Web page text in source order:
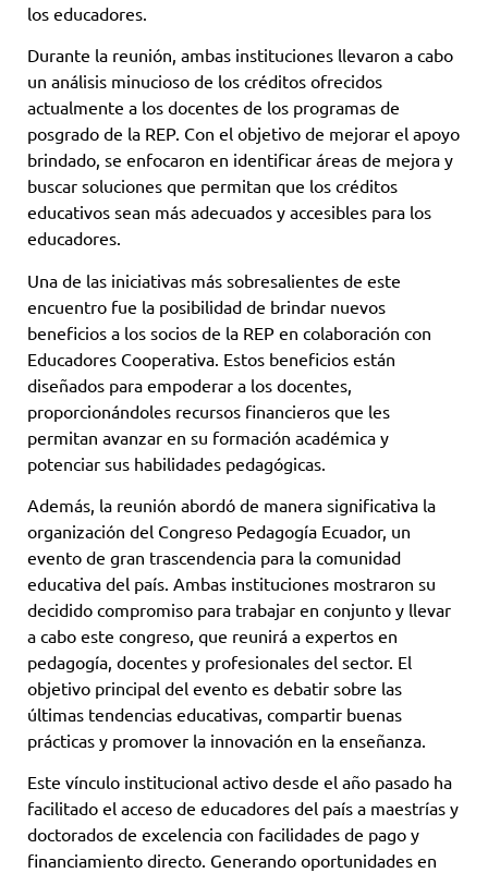
los educadores.
Durante la reunión, ambas instituciones llevaron a cabo
un análisis minucioso de los créditos ofrecidos
actualmente a los docentes de los programas de
posgrado de la REP. Con el objetivo de mejorar el apoyo
brindado, se enfocaron en identificar áreas de mejora y
buscar soluciones que permitan que los créditos
educativos sean más adecuados y accesibles para los
educadores.
Una de las iniciativas más sobresalientes de este
encuentro fue la posibilidad de brindar nuevos
beneficios a los socios de la REP en colaboración con
Educadores Cooperativa. Estos beneficios están
diseñados para empoderar a los docentes,
proporcionándoles recursos financieros que les
permitan avanzar en su formación académica y
potenciar sus habilidades pedagógicas.
Además, la reunión abordó de manera significativa la
organización del Congreso Pedagogía Ecuador, un
evento de gran trascendencia para la comunidad
educativa del país. Ambas instituciones mostraron su
decidido compromiso para trabajar en conjunto y llevar
a cabo este congreso, que reunirá a expertos en
pedagogía, docentes y profesionales del sector. El
objetivo principal del evento es debatir sobre las
últimas tendencias educativas, compartir buenas
prácticas y promover la innovación en la enseñanza.
Este vínculo institucional activo desde el año pasado ha
facilitado el acceso de educadores del país a maestrías y
doctorados de excelencia con facilidades de pago y
financiamiento directo. Generando oportunidades en